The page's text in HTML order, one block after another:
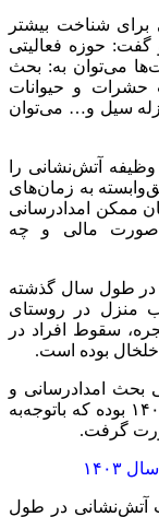
شناخت بیشتر
حوزه فعالیتی
می‌توان به: بحث
حشرات و حیوانات
سیل و… می‌توان
آتش‌نشانی را
به زمان‌های
ممکن امدادرسانی
مالی و چه
در طول سال گذشته
منزل در روستای
سقوط افراد در
خلخال بوده است.
بحث امدادرسانی و
مدیریت بحران در وقوع سیل اردیبهشت‌ماه ۱۴۰۳ بوده که باتوجه‌به
گرفت.
۳۰۰ مورد اقدامات آتش‌نشانی در طول